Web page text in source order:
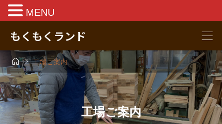
もくもくランド
工場ご案内
工場ご案内
MENU